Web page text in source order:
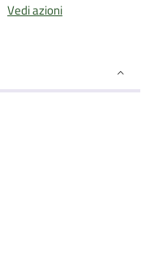
Vedi azioni